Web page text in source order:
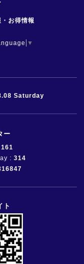
お得情報
▼
Saturday
ー
161
: 314
ト